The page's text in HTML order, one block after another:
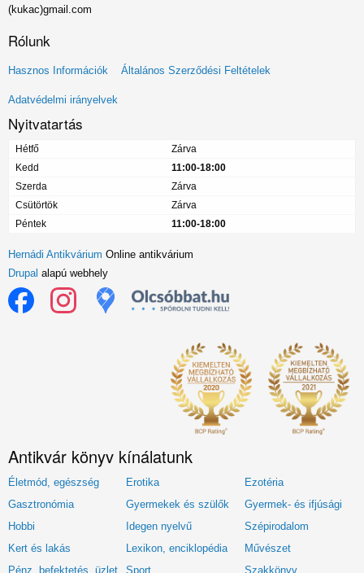
(kukac)gmail.com
Rólunk
Lábléc
menü
Hasznos Információk Általános Szerződési Feltételek
Adatvédelmi irányelvek
Nyitvatartás
Hétfő
Zárva
Kedd
11:00-18:00
Szerda
Zárva
Csütörtök
Zárva
Péntek
11:00-18:00
Hernádi Antikvárium Online antikvárium
Drupal alapú webhely
Antikvár könyv kínálatunk
Életmód, egészség Erotika
Ezotéria
Gasztronómia
Gyermekek és szülők
Gyermek- és ifjúsági
Hobbi
Idegen nyelvű
Szépirodalom
Kert és lakás
Lexikon, enciklopédia
Művészet
Pénz, befektetés, üzlet
Sport Szakkönyv